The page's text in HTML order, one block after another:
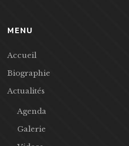
MENU
Accueil
Biographie
Actualités
Agenda
Galerie